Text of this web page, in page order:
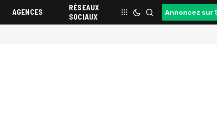
AGENCES
RÉSEAUX
SOCIAUX
Annoncez sur